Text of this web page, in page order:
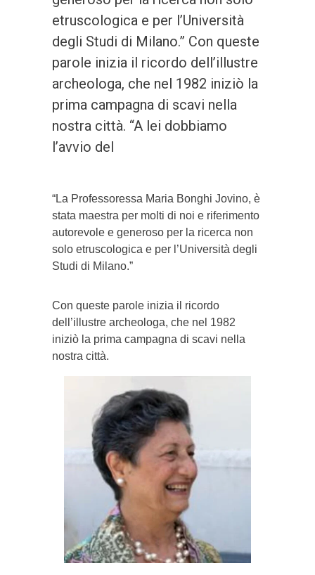
etruscologica e per l’Università
degli Studi di Milano.” Con queste
parole inizia il ricordo dell’illustre
archeologa, che nel 1982 iniziò la
prima campagna di scavi nella
nostra città. “A lei dobbiamo
l’avvio del
“La Professoressa Maria Bonghi Jovino, è
stata maestra per molti di noi e riferimento
autorevole e generoso per la ricerca non
solo etruscologica e per l’Università degli
Studi di Milano.”
Con queste parole inizia il ricordo
dell’illustre archeologa, che nel 1982
iniziò la prima campagna di scavi nella
nostra città.